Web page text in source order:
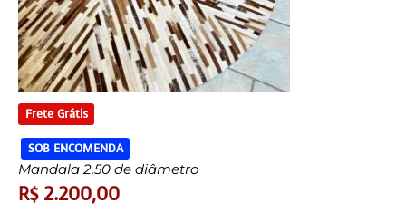
Frete Grátis
SOB ENCOMENDA
Mandala 2,50 de diâmetro
R$2.200,00